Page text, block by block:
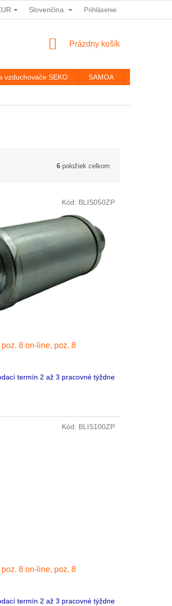
OSOBNÍCH ÚDAJŮ HODNOTENIE OBCHODU
Slovenčina Prihlásenie
NÁKUPNÝ
Prázdny košík
vzduchovače SEKO SAMOA
6 položiek celkom
8 on-line, poz. 8
termín 2 až 3 pracovné týždne
Kód: BLIS050ZP
8 on-line, poz. 8
termín 2 až 3 pracovné týždne
Kód: BLIS100ZP